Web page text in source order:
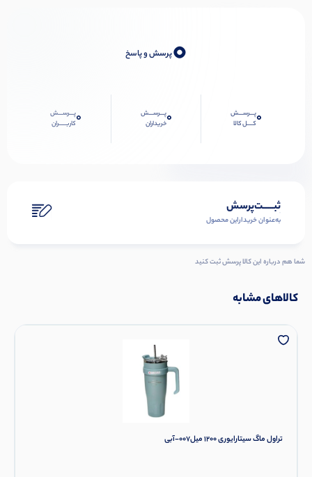
0پرسش و پاسخ
0پـــرســـش
کــــل کالا
0پـــرســـش
خریداران
0پـــرســـش
کاربـــــران
ثبـــــت‌پرسش
به‌عنوان ‌خریدار‌این‌ محصول
شما هم درباره این کالا پرسش ثبت کنید
کالاهای مشابه
تراول ماگ سیتارایوری 1200 میل007-آبی